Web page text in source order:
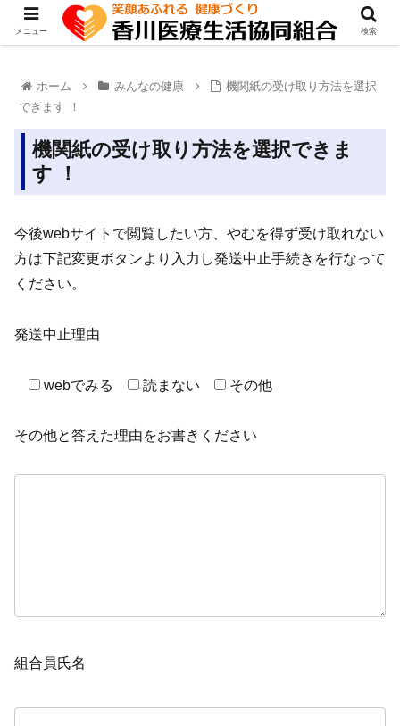
ホーム みんなの健康
機関紙の受け取り方法を選択
できます ！
機関紙の受け取り方法を選択できま
す ！
今後webサイトで閲覧したい方、やむを得ず受け取れない
方は下記変更ボタンより入力し発送中止手続きを行なって
ください。
発送中止理由
webでみる 読まない その他
その他と答えた理由をお書きください
組合員氏名
メニュー 検索